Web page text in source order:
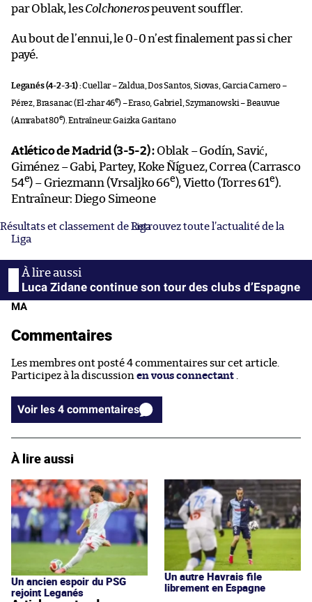
par Oblak, lesColchonerospeuvent souffler.
Au bout de l’ennui, le 0-0 n’est finalement pas si cher
payé.
Leganés (4-2-3-1) :Cuellar – Zaldua, Dos Santos, Siovas, Garcia Carnero –
Pérez, Brasanac (El-zhar 46e) – Eraso, Gabriel, Szymanowski – Beauvue
(Amrabat 80e). Entraîneur: Gaizka Garitano
Atlético de Madrid (3-5-2) :Oblak – Godín, Savić,
Giménez – Gabi, Partey, Koke Ñíguez, Correa (Carrasco
54e) – Griezmann (Vrsaljko 66e), Vietto (Torres 61e).
Entraîneur: Diego Simeone
Résultats et classement de LigaRetrouvez toute l’actualité de la
Liga
Luca Zidane continue son tour des clubs d’Espagne
MA
Commentaires
Les membres ont posté 4 commentaires sur cet article.
Participez à la discussion en vous connectant .
Voir les 4 commentaires
À lire aussi
Un ancien espoir du PSG
rejoint Leganés
Un autre Havrais file
librement en Espagne